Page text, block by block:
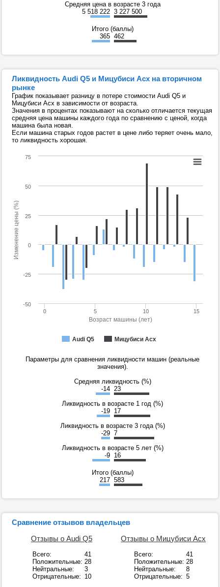
Средняя цена в возрасте 3 года
5 518 222 3 227 500
Итого (баллы)
365 462
Ликвидность Audi Q5 и Мицубиси Асх на вторичном
рынке
График показывает разницу в потере стоимости Audi Q5 и
Мицубиси Асх в зависимости от возраста.
Значения в процентах показывают на сколько отличается текущая
средняя цена машины каждого года по сравнению с ценой, когда
машина была новая.
Если машина старых годов растет в цене либо теряет очень мало,
то ликвидность хорошая.
Возраст машины (лет)
Изменение цены (%)
Audi Q5 Мицубиси Асх
0 5 10 15
-50
-25
0
25
50
75
Параметры для сравнения ликвидности машин (реальные
значения).
Средняя ликвидность (%)
-14 23
Ликвидность в возрасте 1 год (%)
-19 17
Ликвидность в возрасте 3 года (%)
-29 7
Ликвидность в возрасте 5 лет (%)
-9 16
Итого (баллы)
217 583
Сравнение отзывов владельцев
Отзывы о Audi Q5
Всего:
41
Положительные: 28
Нейтральные:
3
Отрицательные: 10
Отзывы о Мицубиси Асх
Всего:
41
Положительные: 28
Нейтральные:
8
Отрицательные: 5